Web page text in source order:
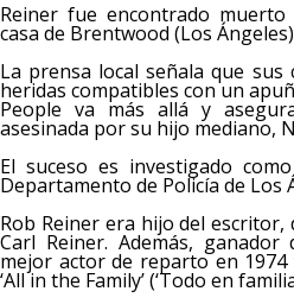
Reiner fue encontrado
casa de Brentwood (Los
La prensa local señala que sus
heridas compatibles con un
People va más allá y
asesinada por su hijo mediano,
El suceso es investigado
Departamento de Policía de Los
Rob Reiner era hijo del
Carl Reiner. Además,
mejor actor de reparto en 1974
‘All in the Family’ (‘Todo en